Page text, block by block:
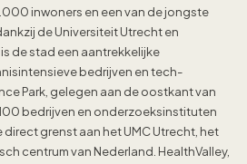
inwoners en een van de jongste
de Universiteit Utrecht en
de stad een aantrekkelijke
bedrijven en tech-
Park, gelegen aan de oostkant van
bedrijven en onderzoeksinstituten
grenst aan het UMC Utrecht, het
centrum van Nederland. HealthValley,